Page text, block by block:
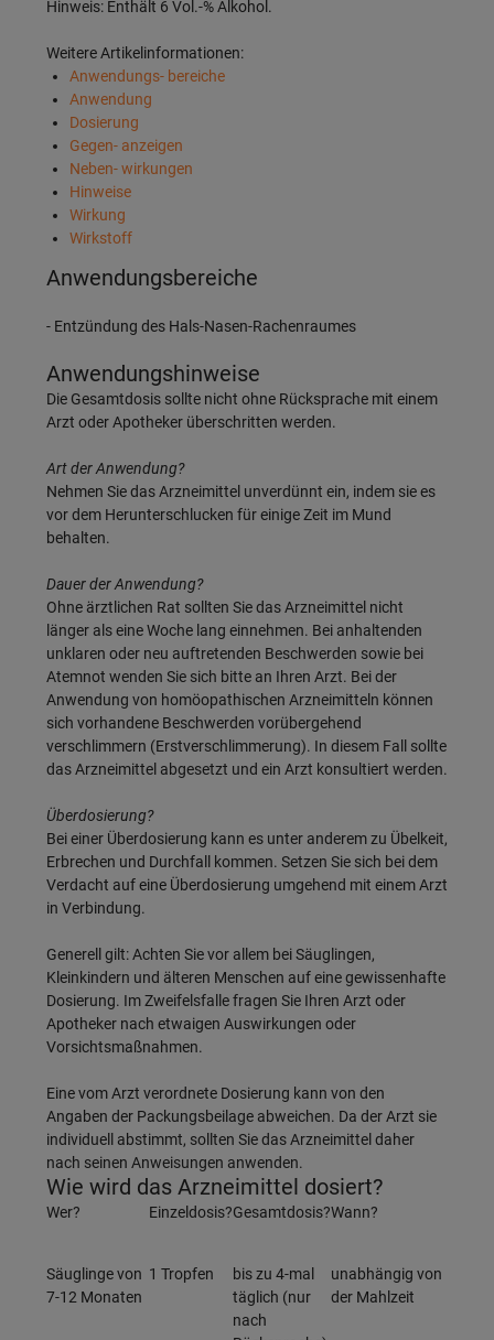
Hinweis: Enthält 6 Vol.-% Alkohol.
Weitere Artikelinformationen:
Anwendungs- bereiche
Anwendung
Dosierung
Gegen- anzeigen
Neben- wirkungen
Hinweise
Wirkung
Wirkstoff
Anwendungsbereiche
- Entzündung des Hals-Nasen-Rachenraumes
Anwendungshinweise
Die Gesamtdosis sollte nicht ohne Rücksprache mit einem
Arzt oder Apotheker überschritten werden.
Art der Anwendung?
Nehmen Sie das Arzneimittel unverdünnt ein, indem sie es
vor dem Herunterschlucken für einige Zeit im Mund
behalten.
Dauer der Anwendung?
Ohne ärztlichen Rat sollten Sie das Arzneimittel nicht
länger als eine Woche lang einnehmen. Bei anhaltenden
unklaren oder neu auftretenden Beschwerden sowie bei
Atemnot wenden Sie sich bitte an Ihren Arzt. Bei der
Anwendung von homöopathischen Arzneimitteln können
sich vorhandene Beschwerden vorübergehend
verschlimmern (Erstverschlimmerung). In diesem Fall sollte
das Arzneimittel abgesetzt und ein Arzt konsultiert werden.
Überdosierung?
Bei einer Überdosierung kann es unter anderem zu Übelkeit,
Erbrechen und Durchfall kommen. Setzen Sie sich bei dem
Verdacht auf eine Überdosierung umgehend mit einem Arzt
in Verbindung.
Generell gilt: Achten Sie vor allem bei Säuglingen,
Kleinkindern und älteren Menschen auf eine gewissenhafte
Dosierung. Im Zweifelsfalle fragen Sie Ihren Arzt oder
Apotheker nach etwaigen Auswirkungen oder
Vorsichtsmaßnahmen.
Eine vom Arzt verordnete Dosierung kann von den
Angaben der Packungsbeilage abweichen. Da der Arzt sie
individuell abstimmt, sollten Sie das Arzneimittel daher
nach seinen Anweisungen anwenden.
Wie wird das Arzneimittel dosiert?
Wer? Einzeldosis?Gesamtdosis?Wann?
Säuglinge von
7-12 Monaten
1 Tropfen
bis zu 4-mal
täglich (nur
nach
unabhängig von
der Mahlzeit